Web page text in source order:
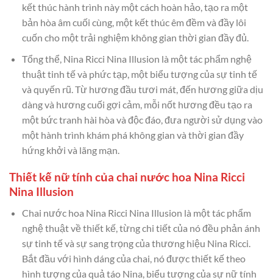
kết thúc hành trình này một cách hoàn hảo, tạo ra một
bản hòa âm cuối cùng, một kết thúc êm đềm và đầy lôi
cuốn cho một trải nghiệm không gian thời gian đầy đủ.
Tổng thể, Nina Ricci Nina Illusion là một tác phẩm nghệ
thuật tinh tế và phức tạp, một biểu tượng của sự tinh tế
và quyến rũ. Từ hương đầu tươi mát, đến hương giữa dịu
dàng và hương cuối gợi cảm, mỗi nốt hương đều tạo ra
một bức tranh hài hòa và độc đáo, đưa người sử dụng vào
một hành trình khám phá không gian và thời gian đầy
hứng khởi và lãng mạn.
Thiết kế nữ tính của chai nước hoa Nina Ricci
Nina Illusion
Chai nước hoa Nina Ricci Nina Illusion là một tác phẩm
nghệ thuật về thiết kế, từng chi tiết của nó đều phản ánh
sự tinh tế và sự sang trọng của thương hiệu Nina Ricci.
Bắt đầu với hình dáng của chai, nó được thiết kế theo
hình tượng của quả táo Nina, biểu tượng của sự nữ tính